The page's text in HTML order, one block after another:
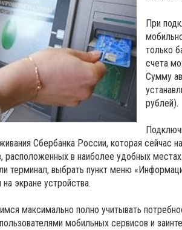
При
только
счета
Сумму
рублей).
Сбербанка России, которая сейчас
расположенных в наиболее удобных
терминал, выбрать пункт меню
экране устройства.
максимально полно учитывать
мобильных сервисов и